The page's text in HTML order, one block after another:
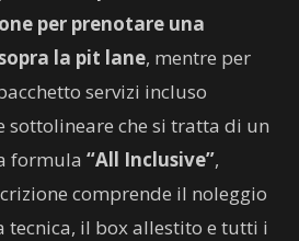
per prenotare una
la pit lane, mentre per
servizi incluso
sottolineare che si tratta di un
formula “All Inclusive”,
comprende il noleggio
tecnica, il box allestito e tutti i